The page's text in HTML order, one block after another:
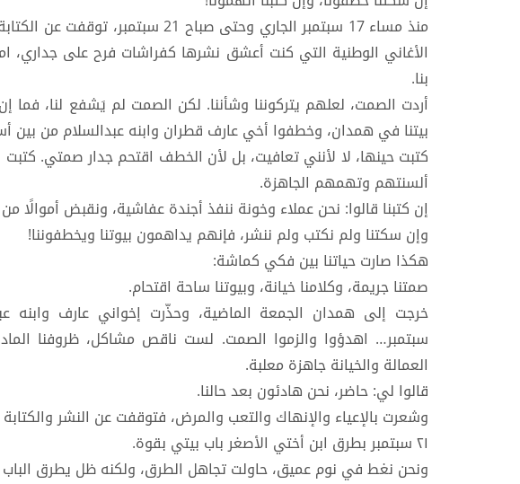
منذ مساء 17 سبتمبر الجاري وحتى صباح
الأغاني الوطنية التي كنت أعشق نشرها كفراشات فرح على جداري،
بنا.
بيتنا في همدان، وخطفوا أخي عارف قطران وابنه عبدالسلام من بين
كتبت حينها، لا لأنني تعافيت، بل لأن الخطف اقتحم جدار صمتي.
ألسنتهم وتهمهم الجاهزة.
إن كتبنا قالوا: نحن عملاء وخونة ننفذ أجندة عفاشية، ونقبض أموالًا من
وإن سكتنا ولم نكتب ولم ننشر، فإنهم يداهمون بيوتنا ويخطفوننا!
هكذا صارت حياتنا بين فكي كماشة:
صمتنا جريمة، وكلامنا خيانة، وبيوتنا ساحة اقتحام.
خرجت إلى همدان الجمعة الماضية، وحذّرت إخواني عارف وابنه
سبتمبر… اهدؤوا والزموا الصمت. لست ناقص مشاكل، ظروفنا
العمالة والخيانة جاهزة معلبة.
قالوا لي: حاضر، نحن هادئون بعد حالنا.
وشعرت بالإعياء والإنهاك والتعب والمرض، فتوقفت عن النشر
٢١ سبتمبر بطرق ابن أختي الأصغر باب بيتي بقوة.
ونحن نغط في نوم عميق، حاولت تجاهل الطرق، ولكنه ظل يطرق